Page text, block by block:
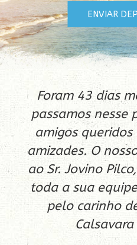
ENVIAR
Foram 43 dias
passamos nesse
amigos queridos
amizades. O
ao Sr. Jovino
toda a sua
pelo carinho